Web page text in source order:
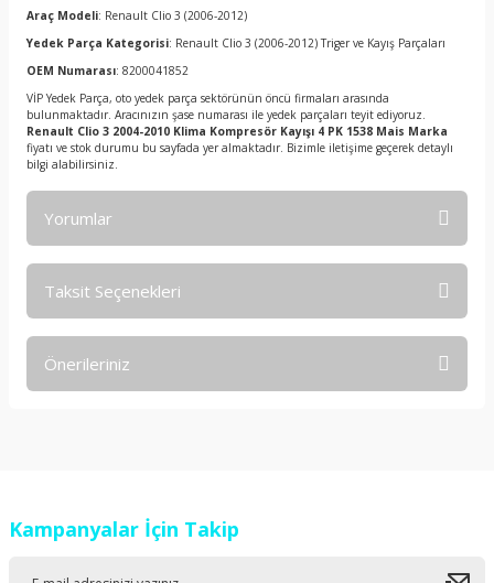
Araç Modeli: Renault Clio 3 (2006-2012)
Yedek Parça Kategorisi: Renault Clio 3 (2006-2012) Triger ve Kayış Parçaları
OEM Numarası: 8200041852
VİP Yedek Parça, oto yedek parça sektörünün öncü firmaları arasında
bulunmaktadır. Aracınızın şase numarası ile yedek parçaları teyit ediyoruz.
Renault Clio 3 2004-2010 Klima Kompresör Kayışı 4 PK 1538 Mais Marka
fiyatı ve stok durumu bu sayfada yer almaktadır. Bizimle iletişime geçerek detaylı
bilgi alabilirsiniz.
Yorumlar
Taksit Seçenekleri
Önerileriniz
Ürün resmi kalitesiz, bozuk veya görüntülenemiyor.
Kampanyalar İçin Takip